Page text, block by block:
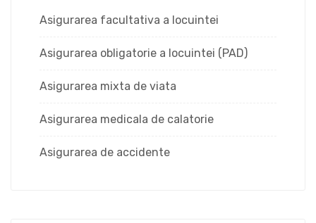
Asigurarea facultativa a locuintei
Asigurarea obligatorie a locuintei (PAD)
Asigurarea mixta de viata
Asigurarea medicala de calatorie
Asigurarea de accidente